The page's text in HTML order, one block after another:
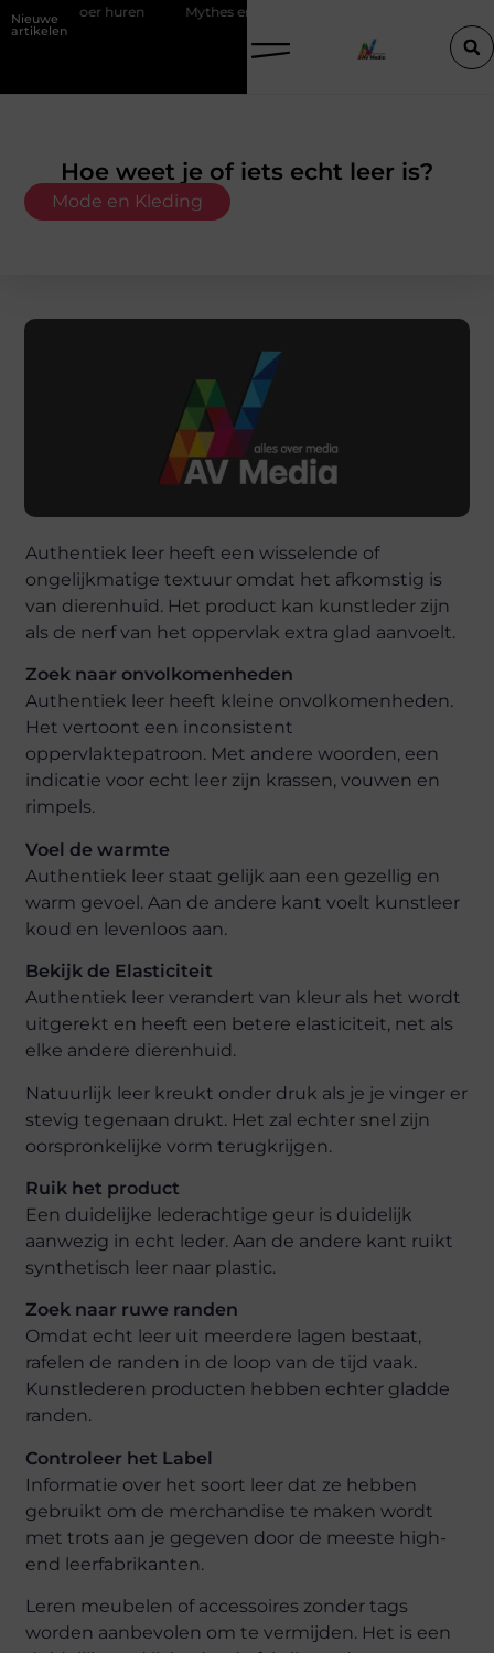
Nieuwe
artikelen
huren Mythes en feiten over zachtere nicotine pouches
Hoe weet je of iets echt leer is?
Mode en Kleding
Authentiek leer heeft een wisselende of
ongelijkmatige textuur omdat het afkomstig is
van dierenhuid. Het product kan kunstleder zijn
als de nerf van het oppervlak extra glad aanvoelt.
Zoek naar onvolkomenheden
Authentiek leer heeft kleine onvolkomenheden.
Het vertoont een inconsistent
oppervlaktepatroon. Met andere woorden, een
indicatie voor echt leer zijn krassen, vouwen en
rimpels.
Voel de warmte
Authentiek leer staat gelijk aan een gezellig en
warm gevoel. Aan de andere kant voelt kunstleer
koud en levenloos aan.
Bekijk de Elasticiteit
Authentiek leer verandert van kleur als het wordt
uitgerekt en heeft een betere elasticiteit, net als
elke andere dierenhuid.
Natuurlijk leer kreukt onder druk als je je vinger er
stevig tegenaan drukt. Het zal echter snel zijn
oorspronkelijke vorm terugkrijgen.
Ruik het product
Een duidelijke lederachtige geur is duidelijk
aanwezig in echt leder. Aan de andere kant ruikt
synthetisch leer naar plastic.
Zoek naar ruwe randen
Omdat echt leer uit meerdere lagen bestaat,
rafelen de randen in de loop van de tijd vaak.
Kunstlederen producten hebben echter gladde
randen.
Controleer het Label
Informatie over het soort leer dat ze hebben
gebruikt om de merchandise te maken wordt
met trots aan je gegeven door de meeste high-
end leerfabrikanten.
Leren meubelen of accessoires zonder tags
worden aanbevolen om te vermijden. Het is een